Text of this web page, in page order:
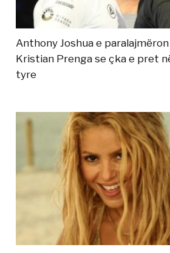
Anthony Joshua e
Kristian Prenga se çka e pret
tyre